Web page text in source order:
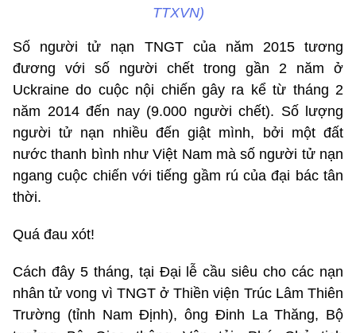
TTXVN)
Số người tử nạn TNGT của năm 2015 tương
đương với số người chết trong gần 2 năm ở
Uckraine do cuộc nội chiến gây ra kể từ tháng 2
năm 2014 đến nay (9.000 người chết). Số lượng
người tử nạn nhiều đến giật mình, bởi một đất
nước thanh bình như Việt Nam mà số người tử nạn
ngang cuộc chiến với tiếng gầm rú của đại bác tân
thời.
Quá đau xót!
Cách đây 5 tháng, tại Đại lễ cầu siêu cho các nạn
nhân tử vong vì TNGT ở Thiền viện Trúc Lâm Thiên
Trường (tỉnh Nam Định), ông Đinh La Thăng, Bộ